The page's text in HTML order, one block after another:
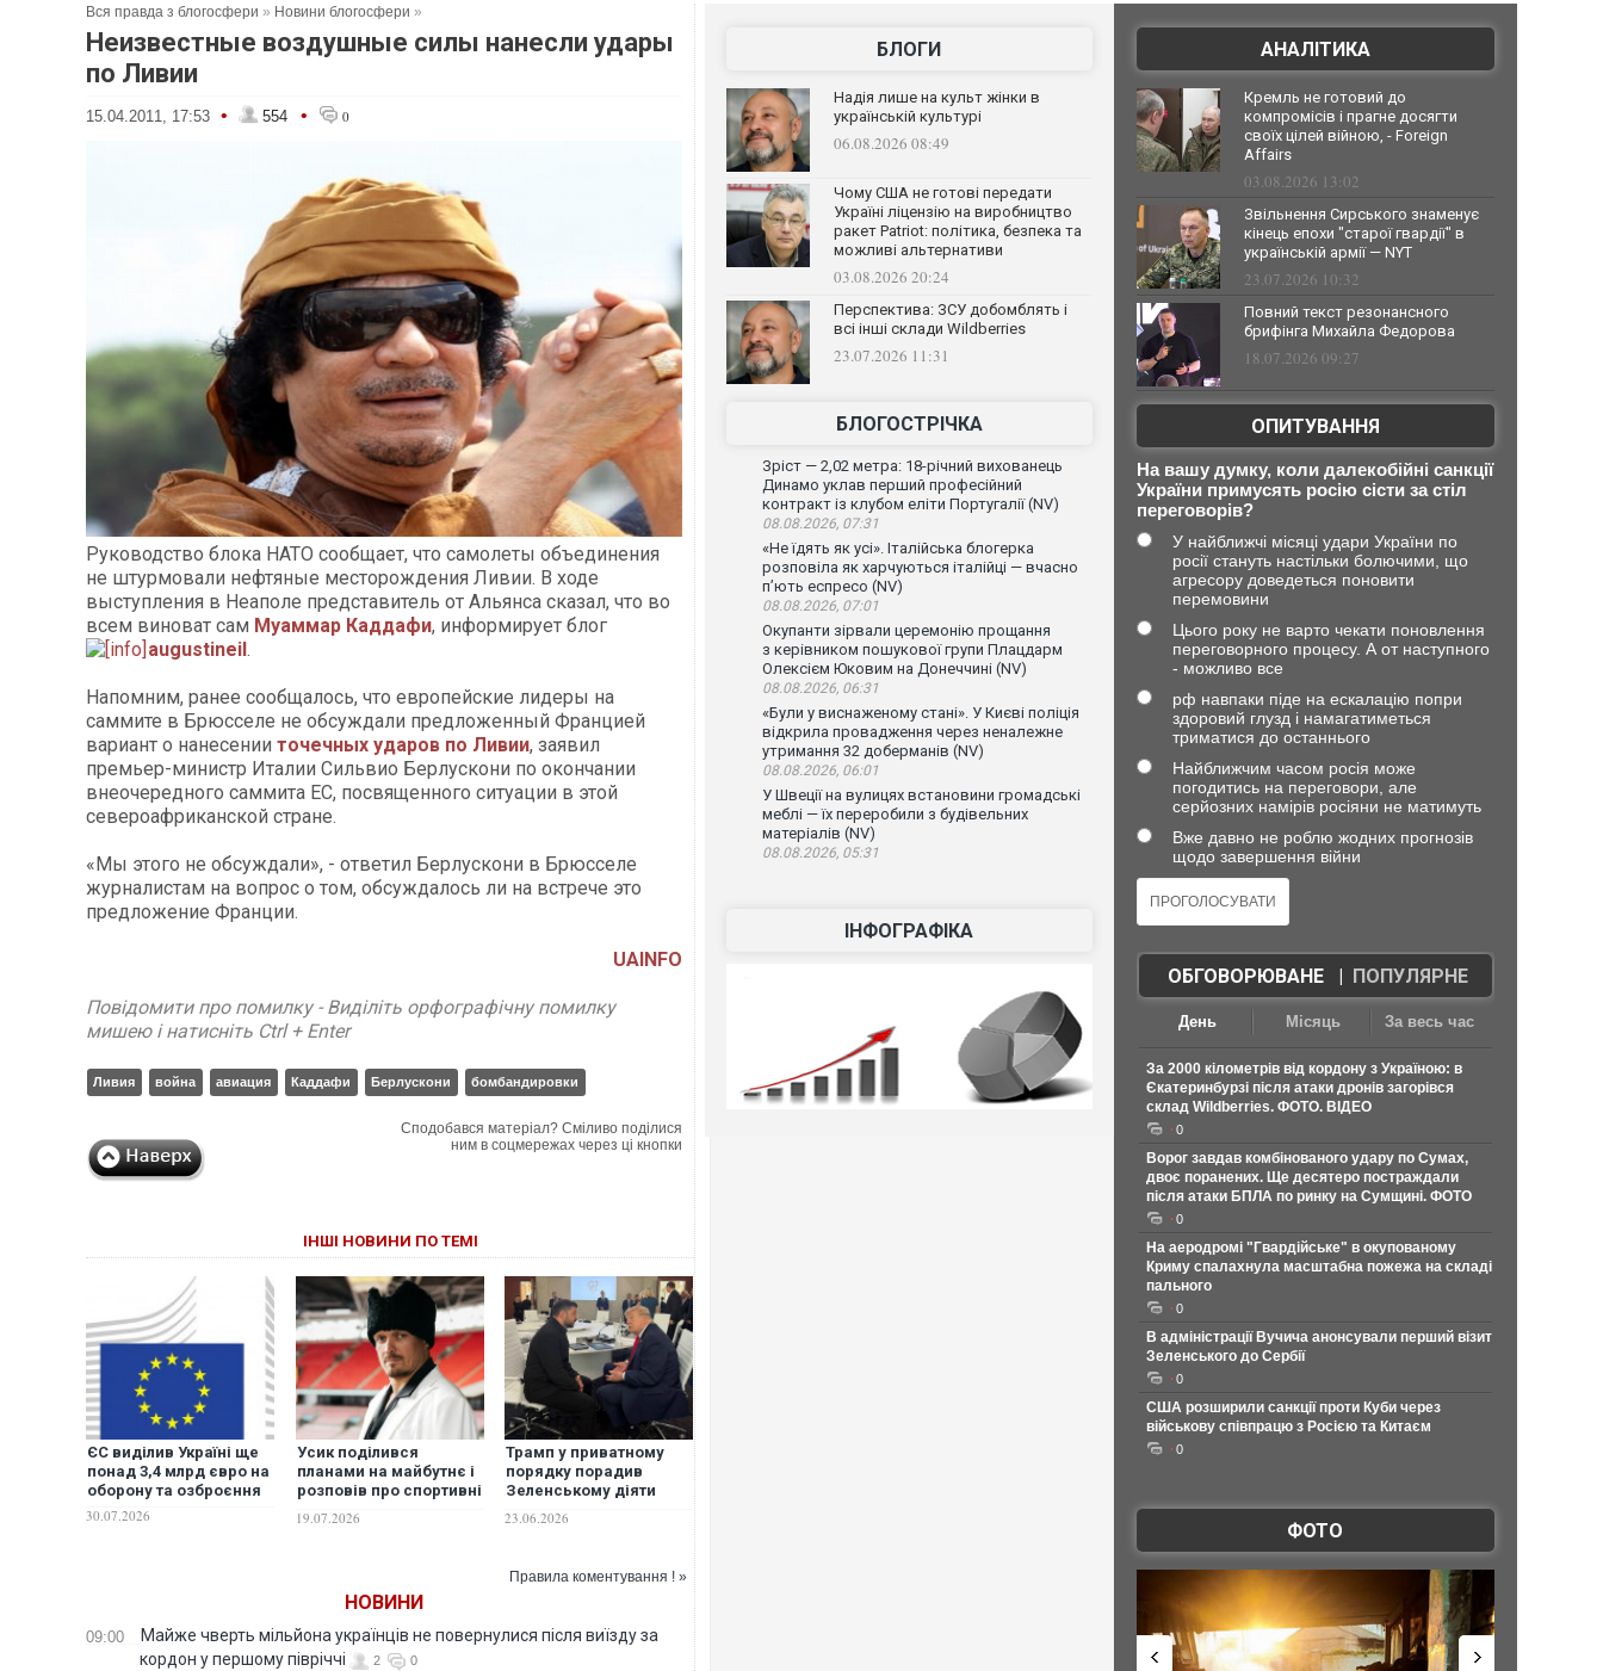
Вся правда з блогосфери » Новини блогосфери »
Неизвестные воздушные силы нанесли удары
по Ливии
15.04.2011, 17:53 • 554 • 0
Руководство блока НАТО сообщает, что самолеты объединения
не штурмовали нефтяные месторождения Ливии. В ходе
выступления в Неаполе представитель от Альянса сказал, что во
всем виноват сам Муаммар Каддафи, информирует блог
augustineil.
Напомним, ранее сообщалось, что европейские лидеры на
саммите в Брюсселе не обсуждали предложенный Францией
вариант о нанесении точечных ударов по Ливии, заявил
премьер-министр Италии Сильвио Берлускони по окончании
внеочередного саммита ЕС, посвященного ситуации в этой
североафриканской стране.
«Мы этого не обсуждали», - ответил Берлускони в Брюсселе
журналистам на вопрос о том, обсуждалось ли на встрече это
предложение Франции.
UAINFO
Повідомити про помилку - Виділіть орфографічну помилку
мишею і натисніть Ctrl + Enter
Ливия война авиация Каддафи Берлускони бомбандировки
Сподобався матеріал? Сміливо поділися
ним в соцмережах через ці кнопки
ІНШІ НОВИНИ ПО ТЕМІ
ЄС виділив Україні ще
понад 3,4 млрд євро на
оборону та озброєння
30.07.2026
Усик поділився
планами на майбутнє і
розповів про спортивні
захоплення синів
19.07.2026
Трамп у приватному
порядку порадив
Зеленському діяти
"сміливіше" щодо Росії
— ЗМІ
23.06.2026
Правила коментування ! »
НОВИНИ
09:00
Майже чверть мільйона українців не повернулися після виїзду за
кордон у першому півріччі
2 0
БЛОГИ
Надія лише на культ жінки в
українській культурі
06.08.2026 08:49
Чому США не готові передати
Україні ліцензію на виробництво
ракет Patriot: політика, безпека та
можливі альтернативи
03.08.2026 20:24
Перспектива: ЗСУ добомблять і
всі інші склади Wildberries
23.07.2026 11:31
БЛОГОСТРІЧКА
Зріст — 2,02 метра: 18-річний вихованець
Динамо уклав перший професійний
контракт із клубом еліти Португалії (NV)
08.08.2026, 07:31
«Не їдять як усі». Італійська блогерка
розповіла як харчуються італійці — вчасно
п’ють еспресо (NV)
08.08.2026, 07:01
Окупанти зірвали церемонію прощання
з керівником пошукової групи Плацдарм
Олексієм Юковим на Донеччині (NV)
08.08.2026, 06:31
«Були у виснаженому стані». У Києві поліція
відкрила провадження через неналежне
утримання 32 доберманів (NV)
08.08.2026, 06:01
У Швеції на вулицях встановини громадські
меблі — їх переробили з будівельних
матеріалів (NV)
08.08.2026, 05:31
ІНФОГРАФІКА
АНАЛІТИКА
Кремль не готовий до
компромісів і прагне досягти
своїх цілей війною, - Foreign
Affairs
03.08.2026 13:02
Звільнення Сирського знаменує
кінець епохи "старої гвардії" в
українській армії — NYT
23.07.2026 10:32
Повний текст резонансного
брифінга Михайла Федорова
18.07.2026 09:27
ОПИТУВАННЯ
На вашу думку, коли далекобійні санкції
України примусять росію сісти за стіл
переговорів?
У найближчі місяці удари України по
росії стануть настільки болючими, що
агресору доведеться поновити
перемовини
Цього року не варто чекати поновлення
переговорного процесу. А от наступного
- можливо все
рф навпаки піде на ескалацію попри
здоровий глузд і намагатиметься
триматися до останнього
Найближчим часом росія може
погодитись на переговори, але
серйозних намірів росіяни не матимуть
Вже давно не роблю жодних прогнозів
щодо завершення війни
ОБГОВОРЮВАНЕ| ПОПУЛЯРНЕ
День Місяць За весь час
За 2000 кілометрів від кордону з Україною: в
Єкатеринбурзі після атаки дронів загорівся
склад Wildberries. ФОТО. ВІДЕО
0
Ворог завдав комбінованого удару по Сумах,
двоє поранених. Ще десятеро постраждали
після атаки БПЛА по ринку на Сумщині. ФОТО
0
На аеродромі "Гвардійське" в окупованому
Криму спалахнула масштабна пожежа на складі
пального
0
В адміністрації Вучича анонсували перший візит
Зеленського до Сербії
0
США розширили санкції проти Куби через
військову співпрацю з Росією та Китаєм
0
ФОТО